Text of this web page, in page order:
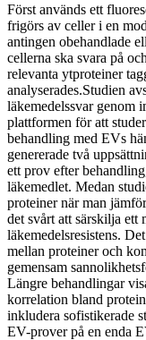
Först används ett
frigörs av celler i en
antingen obehandlade
cellerna ska svara på
relevanta ytproteiner
analyserades.Studien
läkemedelssvar genom
plattformen för att
behandling med EVs
genererade två
ett prov efter
läkemedlet. Medan
proteiner när man
det svårt att särskilja ett
läkemedelsresistens.
mellan proteiner och
gemensam
Längre behandlingar
korrelation bland
inkludera sofistikerade
EV-prover på en enda